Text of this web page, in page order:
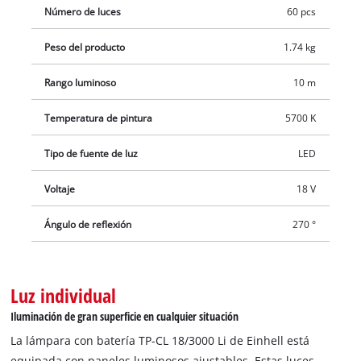
producto no incluye batería ni cargador. Estos están
Número de luces 60 pcs
Peso del producto 1.74 kg
Rango luminoso 10 m
Temperatura de pintura 5700 K
Tipo de fuente de luz LED
Voltaje 18 V
Ángulo de reflexión 270 °
Luz individual
Iluminación de gran superficie en cualquier situación
La lámpara con batería TP-CL 18/3000 Li de Einhell está